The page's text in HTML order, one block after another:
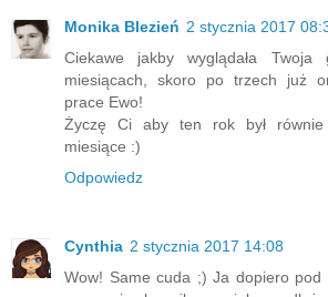
Monika Blezień 2 stycznia 2017
Ciekawe jakby wyglądała Twoja
miesiącach, skoro po trzech już
prace Ewo!
Życzę Ci aby ten rok był równie
miesiące :)
Odpowiedz
Cynthia 2 stycznia 2017 14:08
Wow! Same cuda ;) Ja dopiero pod